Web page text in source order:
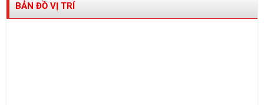
BẢN ĐỒ VỊ TRÍ